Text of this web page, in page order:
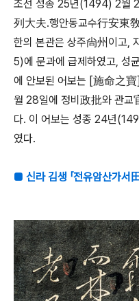
조선 성종 25년(1494) 2월
列大夫․행안동교수行安東
한의 본관은 상주尙州이고,
5)에 문과에 급제하였고, 성
에 안보된 어보는 [施命之
월 28일에 정비政批와 관교
다. 이 어보는 성종 24년
였다.
■ 신라 김생 「전유암산가서